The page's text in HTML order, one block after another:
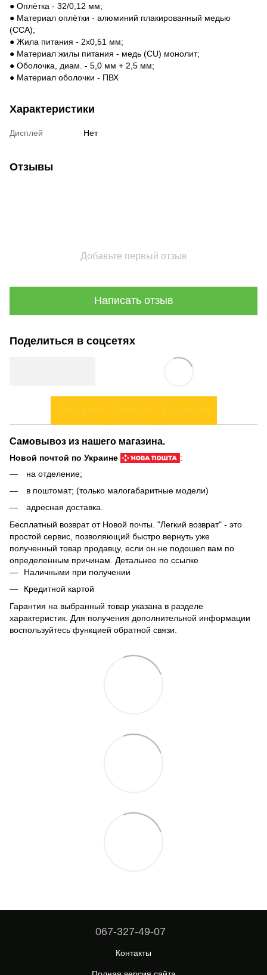
● Оплётка - 32/0,12 мм;
● Материал оплётки - алюминий плакированный медью
(CCA);
● Жила питания - 2х0,51 мм;
● Материал жилы питания - медь (CU) монолит;
● Оболочка, диам. - 5,0 мм + 2,5 мм;
● Материал оболочки - ПВХ
Характеристики
Дисплей Нет
Отзывы
Добавьте первый отзыв
Написать отзыв
Поделиться в соцсетях
Самовывоз из нашего магазина.
Новой почтой по Украине
:
на отделение;
в поштомат; (только малогабаритные модели)
адресная доставка.
Бесплатный возврат от Новой почты. "Легкий возврат" - это
простой сервис, позволяющий быстро вернуть уже
полученный товар продавцу, если он не подошел вам по
определенным причинам. Детальнее по ссылке
Наличными при получении
Кредитной картой
Гарантия на выбранный товар указана в разделе
характеристик. Для получения дополнительной информации
воспользуйтесь функцией обратной связи.
067-327-49-07
Контакты